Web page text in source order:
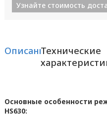
Узнайте стоимость
ОписаниеТехнические
Основные особенности
HS630: